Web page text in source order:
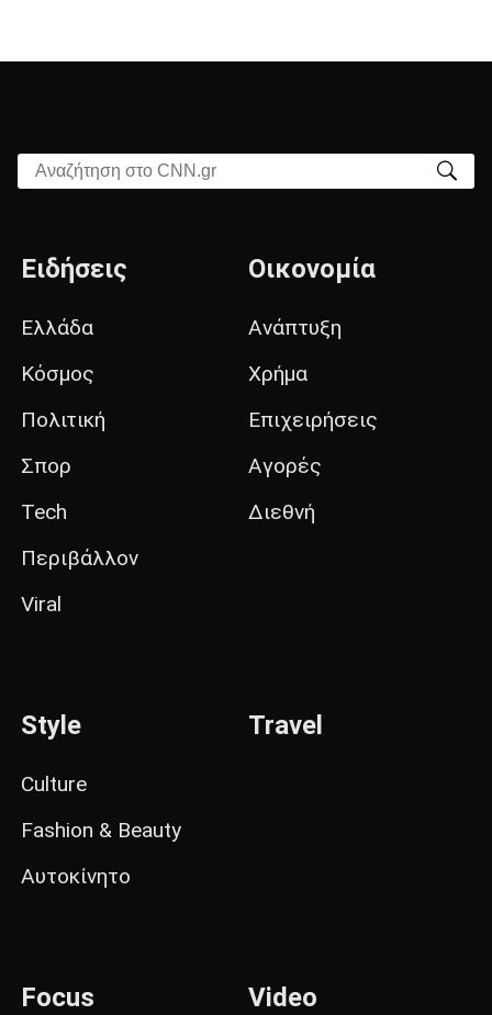
Αναζήτηση στο CNN.gr
Ειδήσεις
Ελλάδα
Κόσμος
Πολιτική
Σπορ
Tech
Περιβάλλον
Viral
Οικονομία
Ανάπτυξη
Χρήμα
Επιχειρήσεις
Αγορές
Διεθνή
Style
Culture
Fashion & Beauty
Αυτοκίνητο
Travel
Focus Video